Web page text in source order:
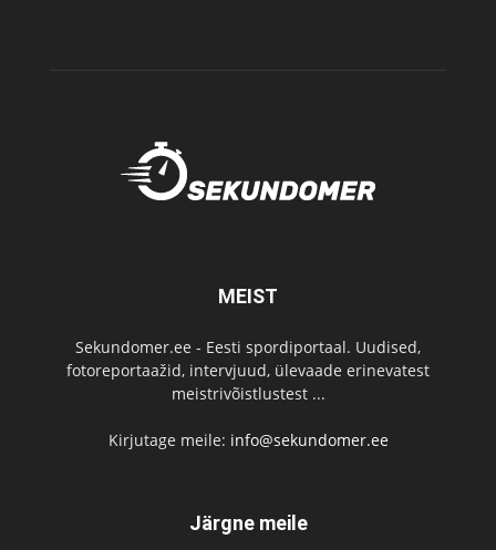
MEIST
Sekundomer.ee - Eesti spordiportaal. Uudised,
fotoreportaažid, intervjuud, ülevaade erinevatest
meistrivõistlustest ...
Kirjutage meile: info@sekundomer.ee
Järgne meile